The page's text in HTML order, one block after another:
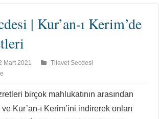
| Kur’an-ı Kerim’de
Mart 2021
Tilavet Secdesi
birçok mahlukatının arasından
Kur’an-ı Kerim’ini indirerek onları